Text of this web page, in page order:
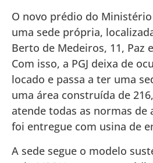
O novo prédio do Ministério
uma sede própria,
Berto de Medeiros, 11, Paz
Com isso, a PGJ deixa de
locado e passa a ter uma
uma área construída de
atende todas as normas de
foi entregue com usina de
A sede segue o modelo